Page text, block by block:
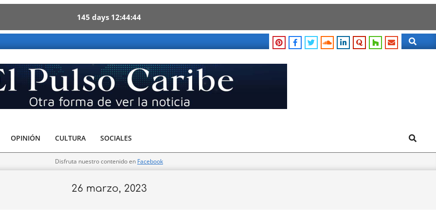
145 days 12 44 42
Search
OPINIÓN CULTURA SOCIALES Search
Disfruta nuestro contenido en Facebook
26 marzo, 2023